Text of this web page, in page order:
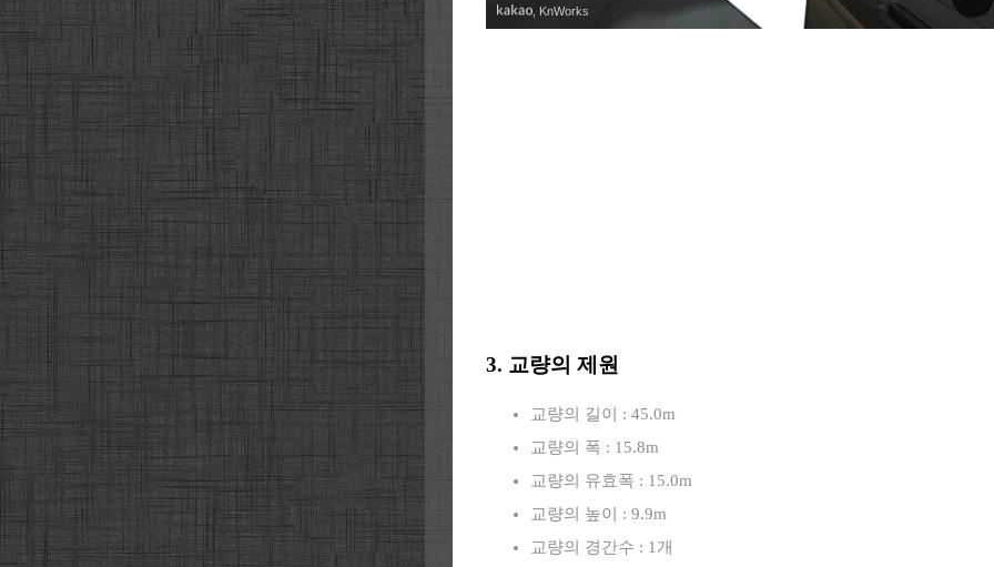
, KnWorks
3. 교량의 제원
교량의 길이 : 45.0m
교량의 폭 : 15.8m
교량의 유효폭 : 15.0m
교량의 높이 : 9.9m
교량의 경간수 : 1개